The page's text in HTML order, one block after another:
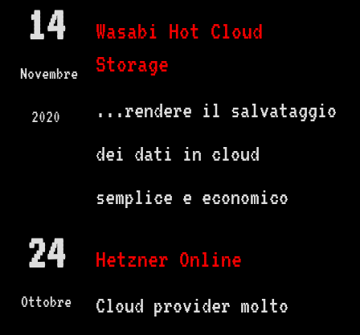
14
Novembre
2020
Wasabi Hot Cloud
Storage
...rendere il salvataggio
dei dati in cloud
semplice e economico
24
Ottobre
Hetzner Online
Cloud provider molto